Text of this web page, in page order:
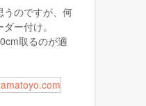
うのですが、何
ー付け。
取るのが適